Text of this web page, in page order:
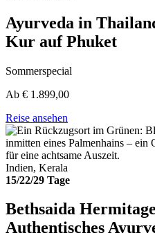
Ayurveda in
Kur auf Phuket
Sommerspecial
Ab € 1.899,00
Reise ansehen
Indien, Kerala
15/22/29 Tage
Bethsaida
Authentisches